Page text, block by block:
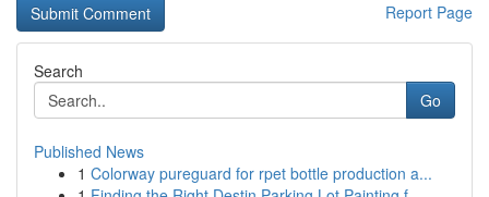
Report Page
Search
Go
Published News
1 Colorway pureguard for rpet bottle production a...